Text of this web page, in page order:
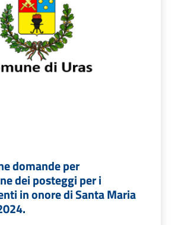
domande per
dei posteggi per i
in onore di Santa Maria